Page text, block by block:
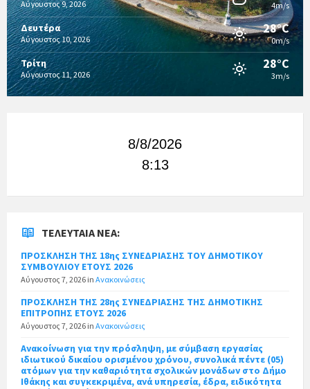
Αύγουστος 9, 2026 4m/s
Δευτέρα
Αύγουστος 10, 2026
28°C
0m/s
Τρίτη
Αύγουστος 11, 2026
28°C
3m/s
8/8/2026
8:13
ΤΕΛΕΥΤΑΊΑ ΝΈΑ:
ΠΡΟΣΚΛΗΣΗ ΤΗΣ 18ης ΣΥΝΕΔΡΙΑΣΗΣ ΤΟΥ ΔΗΜΟΤΙΚΟΥ
ΣΥΜΒΟΥΛΙΟΥ ΕΤΟΥΣ 2026
Αύγουστος 7, 2026 in Ανακοινώσεις
ΠΡΟΣΚΛΗΣΗ ΤΗΣ 28ης ΣΥΝΕΔΡΙΑΣΗΣ ΤΗΣ ΔΗΜΟΤΙΚΗΣ
ΕΠΙΤΡΟΠΗΣ ΕΤΟΥΣ 2026
Αύγουστος 7, 2026 in Ανακοινώσεις
Ανακοίνωση για την πρόσληψη, με σύμβαση εργασίας
ιδιωτικού δικαίου ορισμένου χρόνου, συνολικά πέντε (05)
ατόμων για την καθαριότητα σχολικών μονάδων στο Δήμο
Ιθάκης και συγκεκριμένα, ανά υπηρεσία, έδρα, ειδικότητα